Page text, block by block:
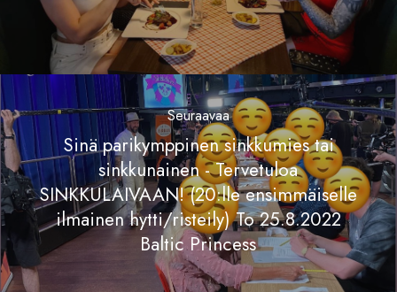
Seuraavaa
Sinä parikymppinen sinkkumies tai
sinkkunainen - Tervetuloa
SINKKULAIVAAN! (20:lle ensimmäiselle
ilmainen hytti/risteily) To 25.8.2022
Baltic Princess